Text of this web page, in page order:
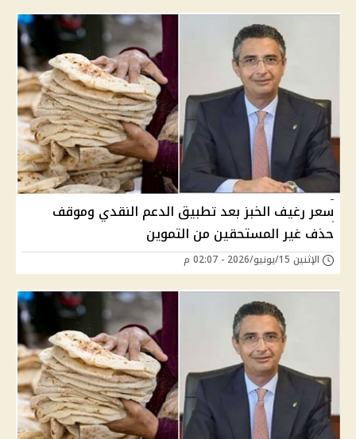
سعر رغيف الخبز بعد تطبيق الدعم النقدي وموقف
حذف غير المستحقين من التموين
الإثنين 15/يونيو/2026 - 02:07 م